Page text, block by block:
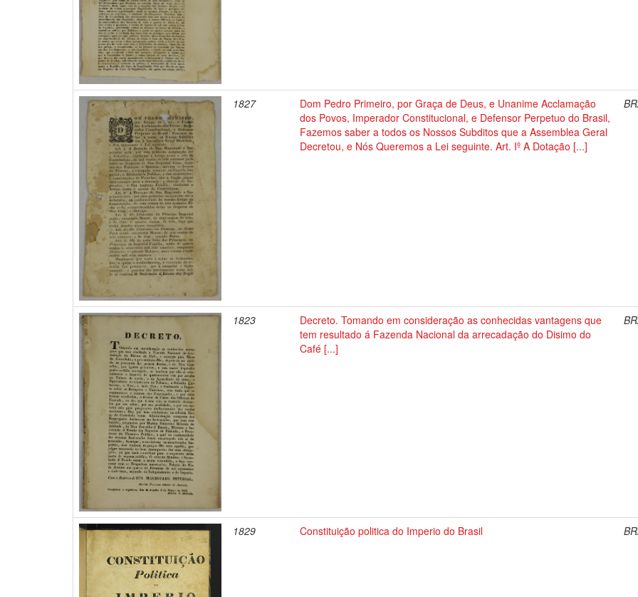
1827
Dom Pedro Primeiro, por Graça de Deus, e Unanime Acclamação
dos Povos, Imperador Constitucional, e Defensor Perpetuo do Brasil,
Fazemos saber a todos os Nossos Subditos que a Assemblea Geral
Decretou, e Nós Queremos a Lei seguinte. Art. Iº A Dotação [...]
1823
Decreto. Tomando em consideração as conhecidas vantagens que
tem resultado á Fazenda Nacional da arrecadação do Disimo do
Café [...]
1829 Constituição politica do Imperio do Brasil